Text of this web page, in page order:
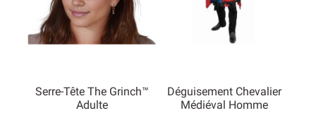
Serre-Tête The Grinch™
Adulte
Déguisement Chevalier
Médiéval Homme